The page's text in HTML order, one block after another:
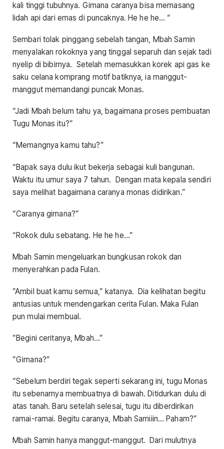
kali tinggi tubuhnya. Gimana caranya bisa memasang
lidah api dari emas di puncaknya. He he he… “
Sembari tolak pinggang sebelah tangan, Mbah Samin
menyalakan rokoknya yang tinggal separuh dan sejak tadi
nyelip di bibirnya. Setelah memasukkan korek api gas ke
saku celana komprang motif batiknya, ia manggut-
manggut memandangi puncak Monas.
“Jadi Mbah belum tahu ya, bagaimana proses pembuatan
Tugu Monas itu?”
“Memangnya kamu tahu?”
“Bapak saya dulu ikut bekerja sebagai kuli bangunan.
Waktu itu umur saya 7 tahun. Dengan mata kepala sendiri
saya melihat bagaimana caranya monas didirikan.”
“Caranya gimana?”
“Rokok dulu sebatang. He he he…”
Mbah Samin mengeluarkan bungkusan rokok dan
menyerahkan pada Fulan.
”Ambil buat kamu semua,” katanya. Dia kelihatan begitu
antusias untuk mendengarkan cerita Fulan. Maka Fulan
pun mulai membual.
”Begini ceritanya, Mbah…”
”Gimana?”
“Sebelum berdiri tegak seperti sekarang ini, tugu Monas
itu sebenarnya membuatnya di bawah. Ditidurkan dulu di
atas tanah. Baru setelah selesai, tugu itu diberdirikan
ramai-ramai. Begitu caranya, Mbah Samiiin… Paham?”
Mbah Samin hanya manggut-manggut. Dari mulutnya